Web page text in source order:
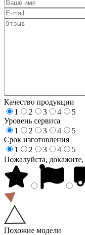
Качество продукции
1
2 3 4
5
Уровень сервиса
1
2 3 4
5
Срок изготовления
1
2 3 4
5
Пожалуйста,
Похожие модели